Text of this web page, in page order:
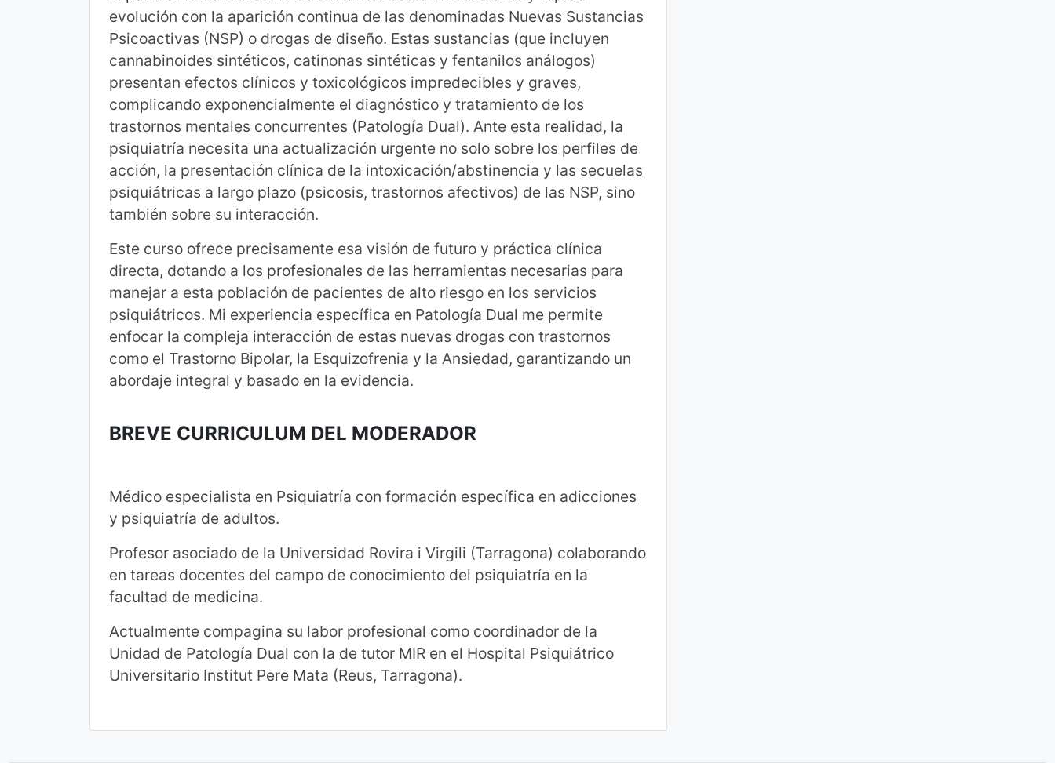
evolución con la aparición continua de las denominadas Nuevas Sustancias
Psicoactivas (NSP) o drogas de diseño. Estas sustancias (que incluyen
cannabinoides sintéticos, catinonas sintéticas y fentanilos análogos)
presentan efectos clínicos y toxicológicos impredecibles y graves,
complicando exponencialmente el diagnóstico y tratamiento de los
trastornos mentales concurrentes (Patología Dual). Ante esta realidad, la
psiquiatría necesita una actualización urgente no solo sobre los perfiles de
acción, la presentación clínica de la intoxicación/abstinencia y las secuelas
psiquiátricas a largo plazo (psicosis, trastornos afectivos) de las NSP, sino
también sobre su interacción.
Este curso ofrece precisamente esa visión de futuro y práctica clínica
directa, dotando a los profesionales de las herramientas necesarias para
manejar a esta población de pacientes de alto riesgo en los servicios
psiquiátricos. Mi experiencia específica en Patología Dual me permite
enfocar la compleja interacción de estas nuevas drogas con trastornos
como el Trastorno Bipolar, la Esquizofrenia y la Ansiedad, garantizando un
abordaje integral y basado en la evidencia.
BREVE CURRICULUM DEL MODERADOR
Médico especialista en Psiquiatría con formación específica en adicciones
y psiquiatría de adultos.
Profesor asociado de la Universidad Rovira i Virgili (Tarragona) colaborando
en tareas docentes del campo de conocimiento del psiquiatría en la
facultad de medicina.
Actualmente compagina su labor profesional como coordinador de la
Unidad de Patología Dual con la de tutor MIR en el Hospital Psiquiátrico
Universitario Institut Pere Mata (Reus, Tarragona).